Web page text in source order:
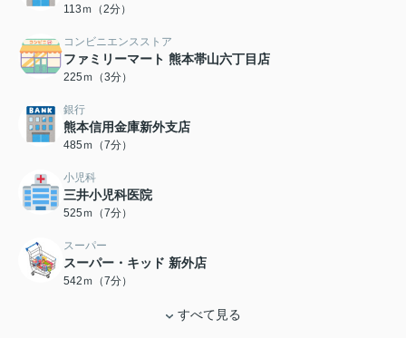
113ｍ（2分）
コンビニエンスストア
ファミリーマート 熊本帯山六丁目店
225ｍ（3分）
銀行
熊本信用金庫新外支店
485ｍ（7分）
小児科
三井小児科医院
525ｍ（7分）
スーパー
スーパー・キッド 新外店
542ｍ（7分）
すべて見る